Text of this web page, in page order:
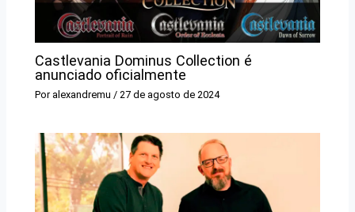
Castlevania Dominus Collection é
anunciado oficialmente
Por alexandremu / 27 de agosto de 2024